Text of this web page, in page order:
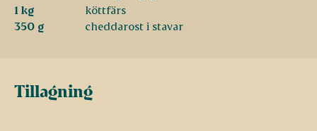
1 kg
köttfärs
350 g
cheddarost i stavar
Tillagning